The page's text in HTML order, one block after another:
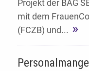
Projekt der BAG
mit dem
(FCZB) und...